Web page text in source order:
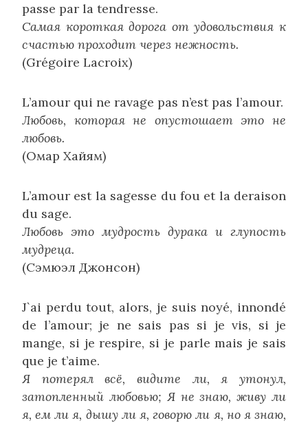
passe par la tendresse.
Самая короткая дорога от удовольствия к
счастью проходит через нежность.
(Grégoire Lacroix)
L’amour qui ne ravage pas n’est pas l’amour.
Любовь, которая не опустошает это не
любовь.
(Омар Хайям)
L’amour est la sagesse du fou et la deraison
du sage.
Любовь это мудрость дурака и глупость
мудреца.
(Сэмюэл Джонсон)
J`ai perdu tout, alors, je suis noyé, innondé
de l’amour; je ne sais pas si je vis, si je
mange, si je respire, si je parle mais je sais
que je t’aime.
Я потерял всё, видите ли, я утонул,
затопленный любовью; Я не знаю, живу ли
я, ем ли я, дышу ли я, говорю ли я, но я знаю,